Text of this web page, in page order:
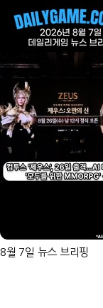
8월 7일 뉴스 브리핑